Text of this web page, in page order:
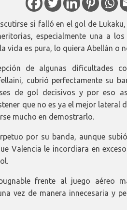
si falló en el gol de
especialmente una a
vida es pura, lo quiera Abellán o
de algunas dificultades
cubrió perfectamente su
de gol decisivos y por eso
que no es ya el mejor lateral
mucho en demostrarlo.
por su banda, aunque
Valencia le incordiara en
frente al juego aéreo
vez de manera innecesaria y